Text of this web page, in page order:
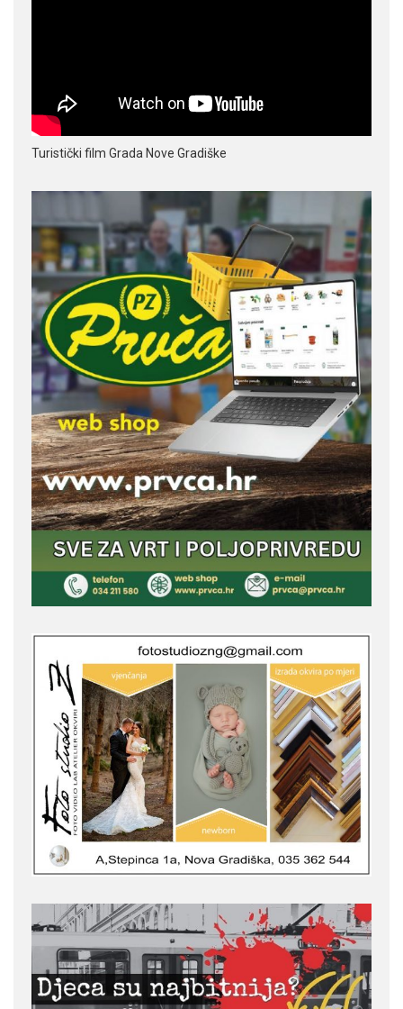
Turistički film Grada Nove Gradiške